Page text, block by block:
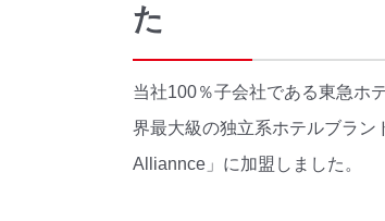
た
当社100％子会社である東急ホ
界最大級の独立系ホテルブラン
Alliannce」に加盟しました。